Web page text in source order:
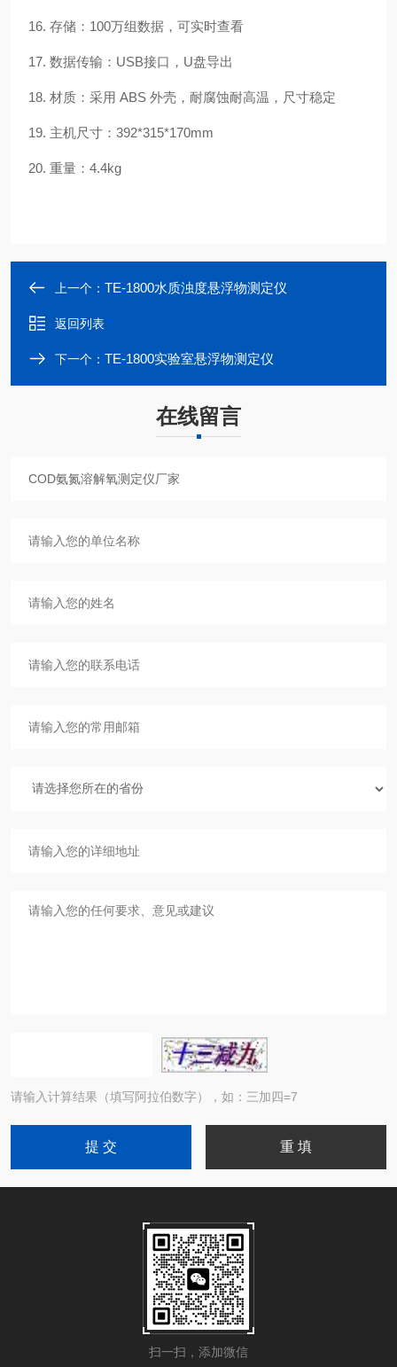
16. 存储：100万组数据，可实时查看
17. 数据传输：USB接口，U盘导出
18. 材质：采用 ABS 外壳，耐腐蚀耐高温，尺寸稳定
19. 主机尺寸：392*315*170mm
20. 重量：4.4kg
上一个： TE-1800水质浊度悬浮物测定仪
返回列表
下一个： TE-1800实验室悬浮物测定仪
在线留言
请输入计算结果（填写阿拉伯数字），如：三加四=7
扫一扫，添加微信